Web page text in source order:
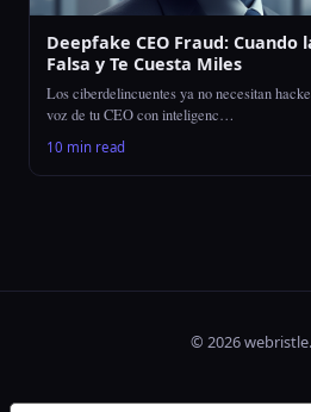
Deepfake CEO Fraud: Cuando
Falsa y Te Cuesta Miles
Los ciberdelincuentes ya no necesitan
voz de tu CEO con inteligenc…
10 min read
© 2026